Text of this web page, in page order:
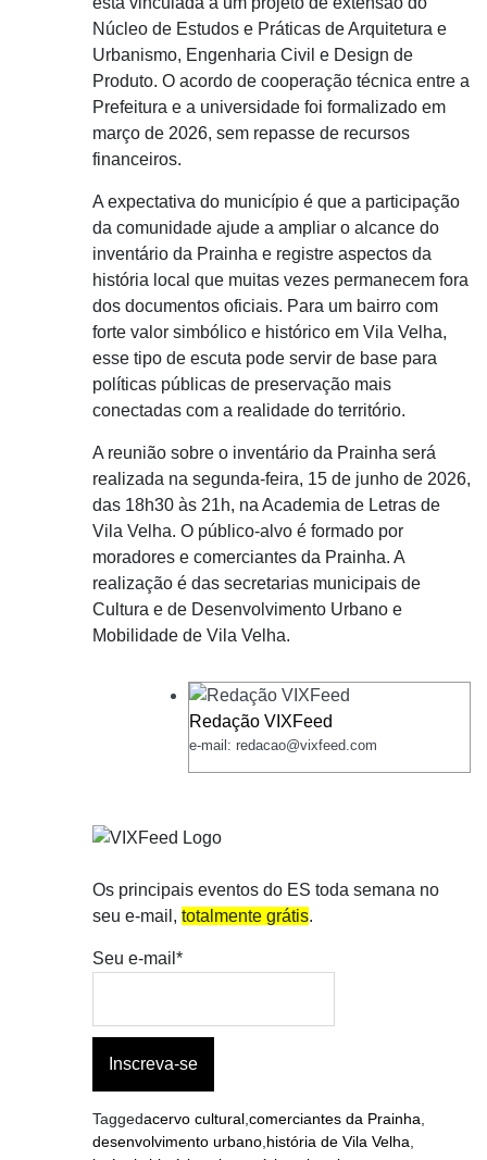
Núcleo de Estudos e Práticas de Arquitetura e
Urbanismo, Engenharia Civil e Design de
Produto. O acordo de cooperação técnica entre a
Prefeitura e a universidade foi formalizado em
março de 2026, sem repasse de recursos
financeiros.
A expectativa do município é que a participação
da comunidade ajude a ampliar o alcance do
inventário da Prainha e registre aspectos da
história local que muitas vezes permanecem fora
dos documentos oficiais. Para um bairro com
forte valor simbólico e histórico em Vila Velha,
esse tipo de escuta pode servir de base para
políticas públicas de preservação mais
conectadas com a realidade do território.
A reunião sobre o inventário da Prainha será
realizada na segunda-feira, 15 de junho de 2026,
das 18h30 às 21h, na Academia de Letras de
Vila Velha. O público-alvo é formado por
moradores e comerciantes da Prainha. A
realização é das secretarias municipais de
Cultura e de Desenvolvimento Urbano e
Mobilidade de Vila Velha.
Redação VIXFeed
e-mail: redacao@vixfeed.com
Os principais eventos do ES toda semana no
seu e-mail, totalmente grátis.
Seu e-mail*
Taggedacervo cultural comerciantes da Prainha
desenvolvimento urbano história de Vila Velha